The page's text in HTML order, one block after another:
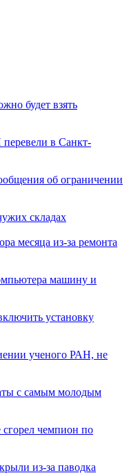
будет взять
в Санкт-
об ограничении
складах
месяца из-за ремонта
машину и
установку
ученого РАН, не
с самым молодым
чемпион по
из-за паводка